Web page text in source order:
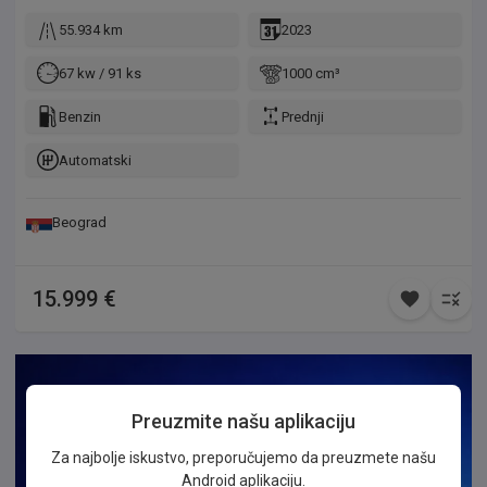
55.934 km 2023
67 kw / 91 ks 1000 cm³
Benzin Prednji
Automatski
Beograd
15.999 €
Preuzmite našu aplikaciju
Za najbolje iskustvo, preporučujemo da preuzmete našu
Android aplikaciju.